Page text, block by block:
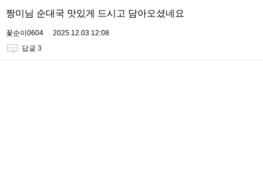
짱미님 순대국 맛있게 드시고 담아오셨네요
꽃순이0604
2025.12.03 12:08
답글 3